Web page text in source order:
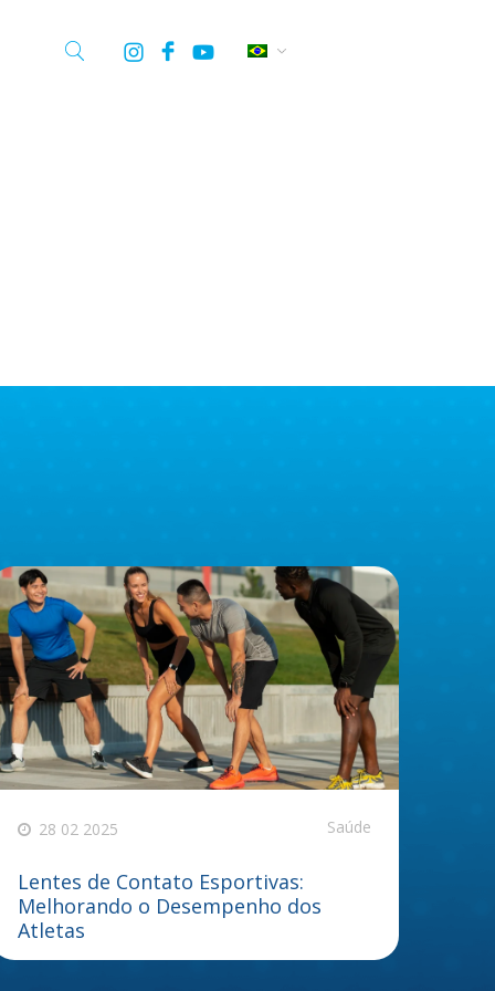
28 02 2025 Saúde
Lentes de Contato Esportivas:
Melhorando o Desempenho dos
Atletas